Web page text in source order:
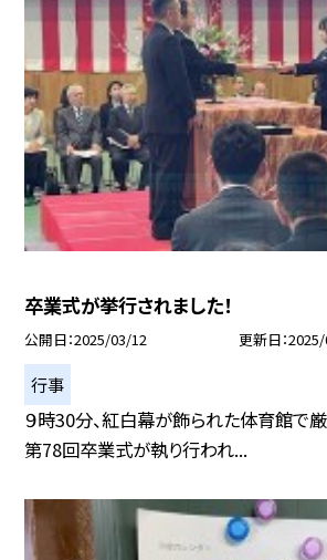
卒業式が挙行されました！
公開日 2025/03/12 更新日
行事
９時30分、紅白幕が飾られた体育館で
第78回卒業式が執り行われ...